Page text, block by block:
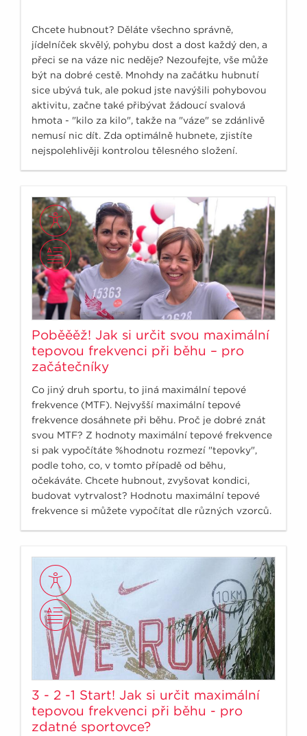
Chcete hubnout? Děláte všechno správně,
jídelníček skvělý, pohybu dost a dost každý den, a
přeci se na váze nic neděje? Nezoufejte, vše může
být na dobré cestě. Mnohdy na začátku hubnutí
sice ubývá tuk, ale pokud jste navýšili pohybovou
aktivitu, začne také přibývat žádoucí svalová
hmota - "kilo za kilo", takže na "váze" se zdánlivě
nemusí nic dít. Zda optimálně hubnete, zjistíte
nejspolehlivěji kontrolou tělesného složení.
Poběěěž! Jak si určit svou maximální
tepovou frekvenci při běhu – pro
začátečníky
Co jiný druh sportu, to jiná maximální tepové
frekvence (MTF). Nejvyšší maximální tepové
frekvence dosáhnete při běhu. Proč je dobré znát
svou MTF? Z hodnoty maximální tepové frekvence
si pak vypočítáte %hodnotu rozmezí "tepovky",
podle toho, co, v tomto případě od běhu,
očekáváte. Chcete hubnout, zvyšovat kondici,
budovat vytrvalost? Hodnotu maximální tepové
frekvence si můžete vypočítat dle různých vzorců.
3 - 2 -1 Start! Jak si určit maximální
tepovou frekvenci při běhu - pro
zdatné sportovce?